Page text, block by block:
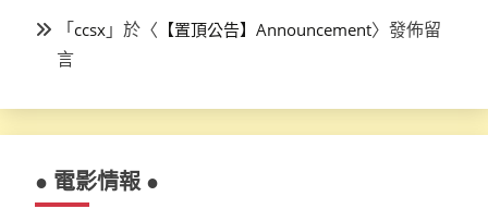
「ccsx 」於〈 【置頂公告】Announcement〉發佈留
言
● 電影情報 ●